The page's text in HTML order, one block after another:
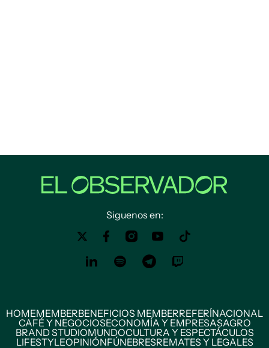
Siguenos en:
HOMEMEMBERBENEFICIOS MEMBERREFERÍNACIONAL
CAFÉ Y NEGOCIOSECONOMÍA Y EMPRESASAGRO
BRAND STUDIOMUNDOCULTURA Y ESPECTÁCULOS
LIFESTYLEOPINIÓNFÚNEBRESREMATES Y LEGALES